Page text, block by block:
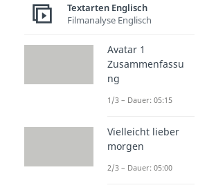
Textarten Englisch
Filmanalyse Englisch
Avatar 1
Zusammenfassu
ng
1/3 – Dauer: 05:15
Vielleicht lieber
morgen
2/3 – Dauer: 05:00